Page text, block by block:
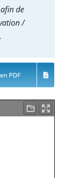
de
/
PDF